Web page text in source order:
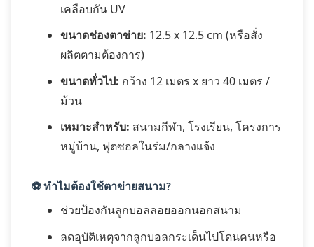
เคลือบกัน UV
ขนาดช่องตาข่าย: 12.5 x 12.5 cm (หรือสั่ง
ผลิตตามต้องการ)
ขนาดทั่วไป: กว้าง 12 เมตร x ยาว 40 เมตร /
ม้วน
เหมาะสำหรับ: สนามกีฬา, โรงเรียน, โครงการ
หมู่บ้าน, ฟุตซอลในร่ม/กลางแจ้ง
⚽ทำไมต้องใช้ตาข่ายสนาม?
ช่วยป้องกันลูกบอลลอยออกนอกสนาม
ลดอุบัติเหตุจากลูกบอลกระเด็นไปโดนคนหรือ